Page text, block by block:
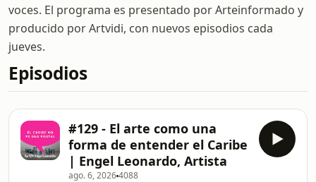
voces. El programa es presentado por Arteinformado y
producido por Artvidi, con nuevos episodios cada
jueves.
Episodios
#129 - El arte como una
forma de entender el Caribe
| Engel Leonardo, Artista
ago. 6, 20264088